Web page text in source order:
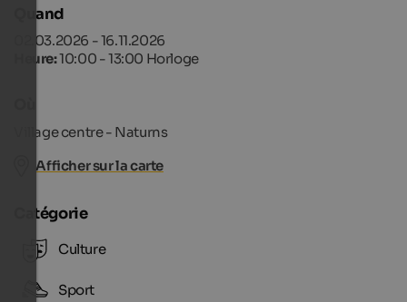
Quand
02.03.2026 - 16.11.2026
Heure:10:00 - 13:00 Horloge
Village centre - Naturns
Afficher sur la carte
Catégorie
Culture
Sport